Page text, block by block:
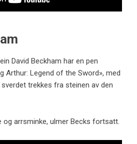
David Beckham har en pen
Arthur: Legend of the Sword», med
trekkes fra steinen av den
og arrsminke, ulmer Becks fortsatt.